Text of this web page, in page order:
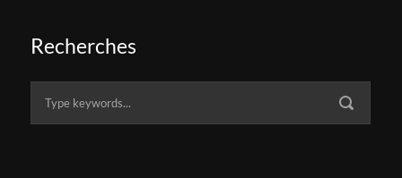
Recherches